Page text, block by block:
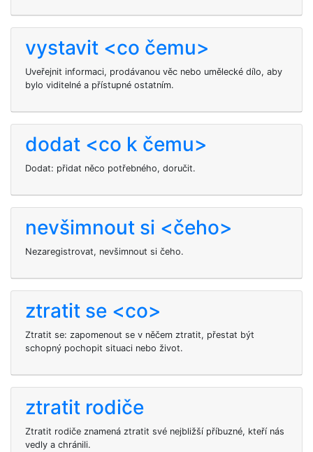
vystavit <co čemu>
Uveřejnit informaci, prodávanou věc nebo umělecké dílo, aby
bylo viditelné a přístupné ostatním.
dodat <co k čemu>
Dodat: přidat něco potřebného, doručit.
nevšimnout si <čeho>
Nezaregistrovat, nevšimnout si čeho.
ztratit se <co>
Ztratit se: zapomenout se v něčem ztratit, přestat být
schopný pochopit situaci nebo život.
ztratit rodiče
Ztratit rodiče znamená ztratit své nejbližší příbuzné, kteří nás
vedly a chránili.